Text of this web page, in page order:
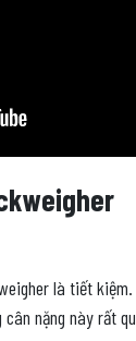
là tiết
nặng này rất